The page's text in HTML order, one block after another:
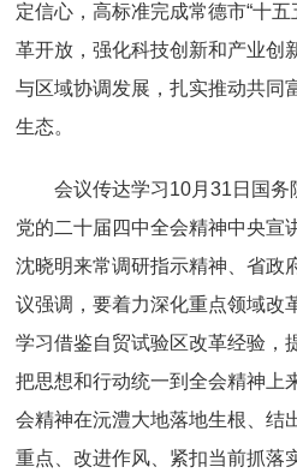
定信心，高标准完成常德市“十
革开放，强化科技创新和产业创
与区域协调发展，扎实推动共同
生态。
会议传达学习10月31日国
党的二十届四中全会精神中央宣
沈晓明来常调研指示精神、省政
议强调，要着力深化重点领域改
学习借鉴自贸试验区改革经验，
把思想和行动统一到全会精神上
会精神在沅澧大地落地生根、结
重点、改进作风、紧扣当前抓落